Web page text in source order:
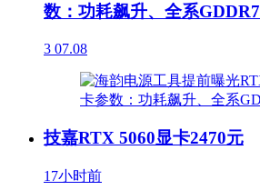
数：功耗飙升、全系GDDR7
3 07.08
技嘉RTX 5060显卡2470元
17小时前